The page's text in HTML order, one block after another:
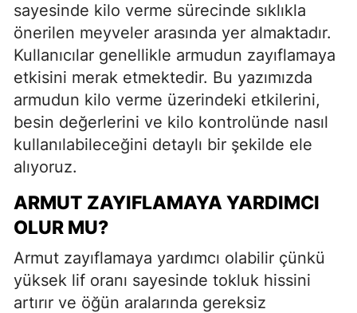
sayesinde kilo verme sürecinde sıklıkla
önerilen meyveler arasında yer almaktadır.
Kullanıcılar genellikle armudun zayıflamaya
etkisini merak etmektedir. Bu yazımızda
armudun kilo verme üzerindeki etkilerini,
besin değerlerini ve kilo kontrolünde nasıl
kullanılabileceğini detaylı bir şekilde ele
alıyoruz.
ARMUT ZAYIFLAMAYA YARDIMCI
OLUR MU?
Armut zayıflamaya yardımcı olabilir çünkü
yüksek lif oranı sayesinde tokluk hissini
artırır ve öğün aralarında gereksiz